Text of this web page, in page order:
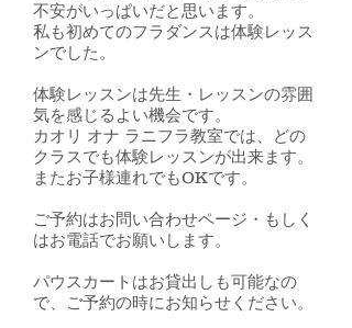
不安がいっぱいだと思います。
私も初めてのフラダンスは体験レッス
ンでした。
体験レッスンは先生・レッスンの雰囲
気を感じるよい機会です。
カオリ オナ ラニフラ教室では、どの
クラスでも体験レッスンが出来ます。
またお子様連れでもOKです。
ご予約はお問い合わせページ・もしく
はお電話でお願いします。
​パウスカートはお貸出しも可能なの
で、ご予約の時にお知らせください。